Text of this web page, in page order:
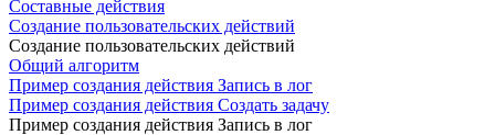
Составные действия
Создание пользовательских действий
Создание пользовательских действий
Общий алгоритм
Пример создания действия Запись в лог
Пример создания действия Создать задачу
Пример создания действия Запись в лог